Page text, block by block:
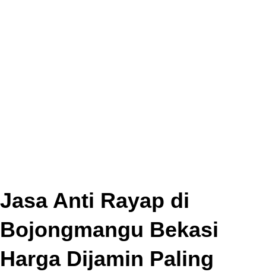
Jasa Anti Rayap di
Bojongmangu Bekasi
Harga Dijamin Paling